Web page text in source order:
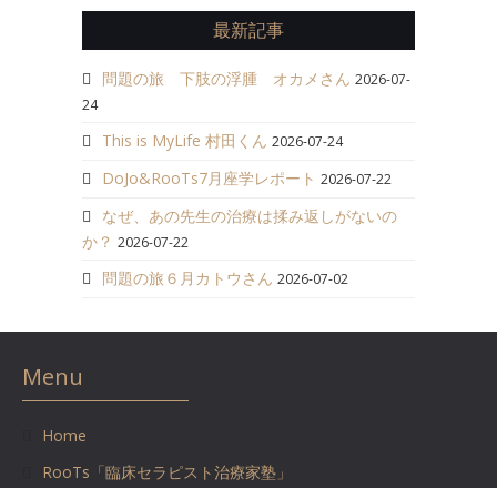
最新記事
問題の旅 下肢の浮腫 オカメさん 2026-07-
24
This is MyLife 村田くん 2026-07-24
DoJo&RooTs7月座学レポート 2026-07-22
なぜ、あの先生の治療は揉み返しがないの
か？ 2026-07-22
問題の旅６月カトウさん 2026-07-02
Menu
Home
RooTs「臨床セラピスト治療家塾」